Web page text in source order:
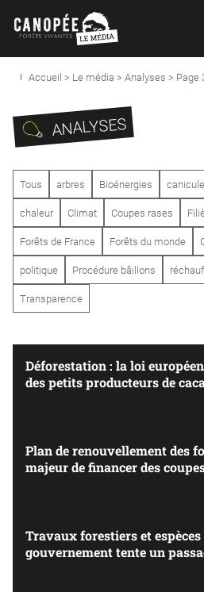
Accueil > Le média > Analyses > Page
ANALYSES
Tous arbres Bioénergies canicule
chaleur
Climat Coupes rases
Forêts de France
Forêts du monde
politique
Procédure bâillons
Transparence
Déforestation : la loi
des petits producteurs de
Plan de renouvellement des
majeur de financer des
Travaux forestiers et espèces
gouvernement tente un